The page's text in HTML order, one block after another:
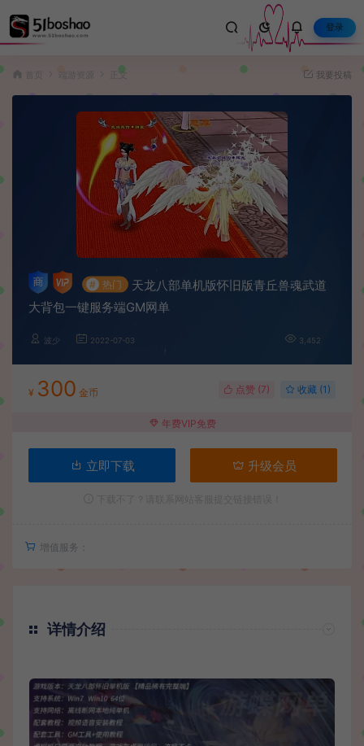
登录
端游资源 正文 我要投稿
# 热门
天龙八部单机版怀旧版青丘兽魂武道
大背包一键服务端GM网单
波少 2022-07-03 3,452
¥ 300 金币 点赞 (7) 收藏 (1)
年费VIP免费
立即下载 升级会员
增值服务：
详情介绍